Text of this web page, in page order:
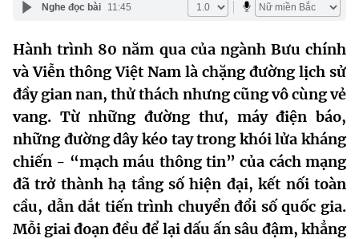
Cơ cấu tổ chức
Lịch sử phát triển
Sở Khoa học và Công nghệ
Khoa học và Công nghệ
Đổi mới sáng tạo
Chuyển đổi số
Bưu chính, Viễn thông
Sở hữu trí tuệ
Dịch vụ công
Hệ thống văn bản
Văn bản QPPL
Văn bản chỉ đạo điều hành
Lấy ý kiến người dân về dự thảo VBQPPL
MST IOFFICE
THỐNG KÊ
Khoa học và Công nghệ
Multimedia
Nghe đọc bài 11:45
Hành trình 80 năm qua của ngành Bưu chính
và Viễn thông Việt Nam là chặng đường lịch sử
đầy gian nan, thử thách nhưng cũng vô cùng vẻ
vang. Từ những đường thư, máy điện báo,
những đường dây kéo tay trong khói lửa kháng
chiến - “mạch máu thông tin” của cách mạng
đã trở thành hạ tầng số hiện đại, kết nối toàn
cầu, dẫn dắt tiến trình chuyển đổi số quốc gia.
Mỗi giai đoạn đều để lại dấu ấn sâu đậm, khẳng